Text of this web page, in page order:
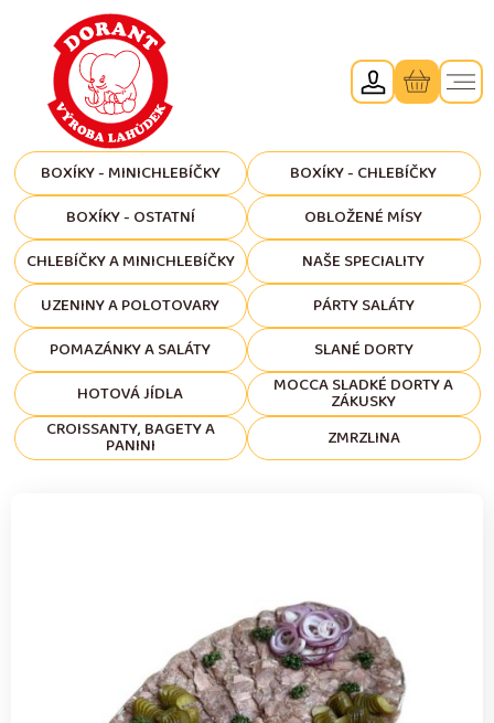
BOXÍKY - MINICHLEBÍČKY
BOXÍKY - CHLEBÍČKY
BOXÍKY - OSTATNÍ
OBLOŽENÉ MÍSY
CHLEBÍČKY A MINICHLEBÍČKY
NAŠE SPECIALITY
UZENINY A POLOTOVARY
PÁRTY SALÁTY
POMAZÁNKY A SALÁTY
SLANÉ DORTY
HOTOVÁ JÍDLA
MOCCA SLADKÉ DORTY A
ZÁKUSKY
CROISSANTY, BAGETY A
PANINI ZMRZLINA